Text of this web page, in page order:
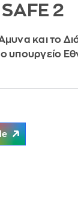
2
και το
υπουργείο